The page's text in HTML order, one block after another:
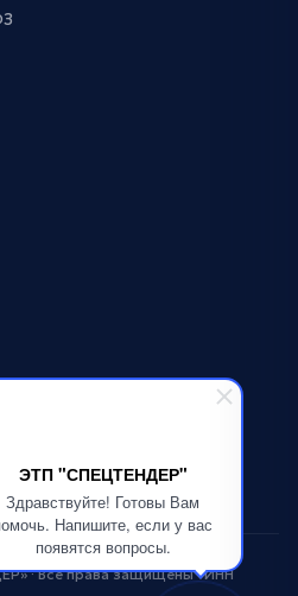
ЭТП "СПЕЦТЕНДЕР"
Здравствуйте! Готовы Вам
Напишите, если у вас
появятся вопросы.
· Все права защищены · ИНН